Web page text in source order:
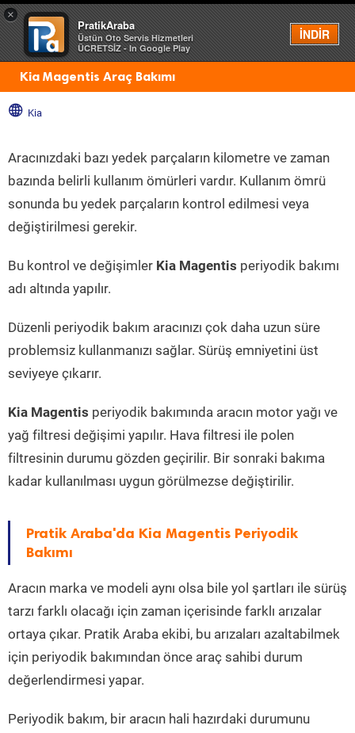
×
PratikAraba
Üstün Oto Servis Hizmetleri
ÜCRETSİZ - In Google Play
İNDİR
Menü
Kia Magentis Araç Bakımı
Kia
Aracınızdaki bazı yedek parçaların kilometre ve zaman
bazında belirli kullanım ömürleri vardır. Kullanım ömrü
sonunda bu yedek parçaların kontrol edilmesi veya
değiştirilmesi gerekir.
Bu kontrol ve değişimler Kia Magentis periyodik bakımı
adı altında yapılır.
Düzenli periyodik bakım aracınızı çok daha uzun süre
problemsiz kullanmanızı sağlar. Sürüş emniyetini üst
seviyeye çıkarır.
Kia Magentis periyodik bakımında aracın motor yağı ve
yağ filtresi değişimi yapılır. Hava filtresi ile polen
filtresinin durumu gözden geçirilir. Bir sonraki bakıma
kadar kullanılması uygun görülmezse değiştirilir.
Pratik Araba'da Kia Magentis Periyodik
Bakımı
Aracın marka ve modeli aynı olsa bile yol şartları ile sürüş
tarzı farklı olacağı için zaman içerisinde farklı arızalar
ortaya çıkar. Pratik Araba ekibi, bu arızaları azaltabilmek
için periyodik bakımından önce araç sahibi durum
değerlendirmesi yapar.
Periyodik bakım, bir aracın hali hazırdaki durumunu